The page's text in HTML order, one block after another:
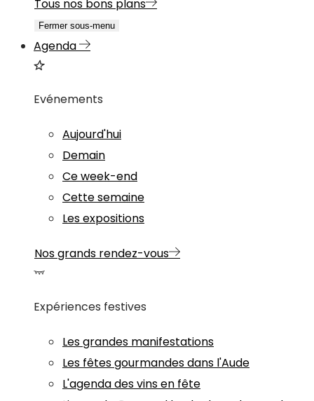
Tous nos bons plans
Fermer sous-menu
Agenda
Evénements
Aujourd'hui
Demain
Ce week-end
Cette semaine
Les expositions
Nos grands rendez-vous
Expériences festives
Les grandes manifestations
Les fêtes gourmandes dans l'Aude
L'agenda des vins en fête